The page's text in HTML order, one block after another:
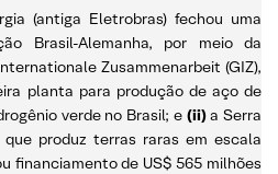
(antiga Eletrobras) fechou uma
Brasil-Alemanha, por meio da
Zusammenarbeit (GIZ),
planta para produção de aço de
verde no Brasil; e (ii)a Serra
produz terras raras em escala
financiamento de US$ 565 milhões